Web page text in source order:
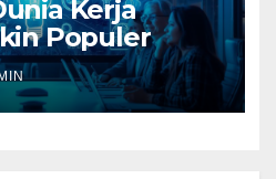
Kerja
Populer